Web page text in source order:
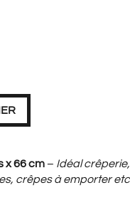
x 66 cm– Idéalcrêperie
crêpes à emporter